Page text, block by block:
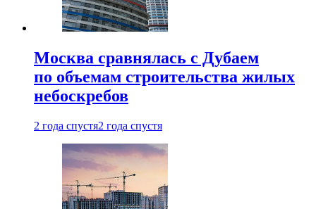
Москва сравнялась с Дубаем
по объемам строительства жилых
небоскребов
2 года спустя2 года спустя